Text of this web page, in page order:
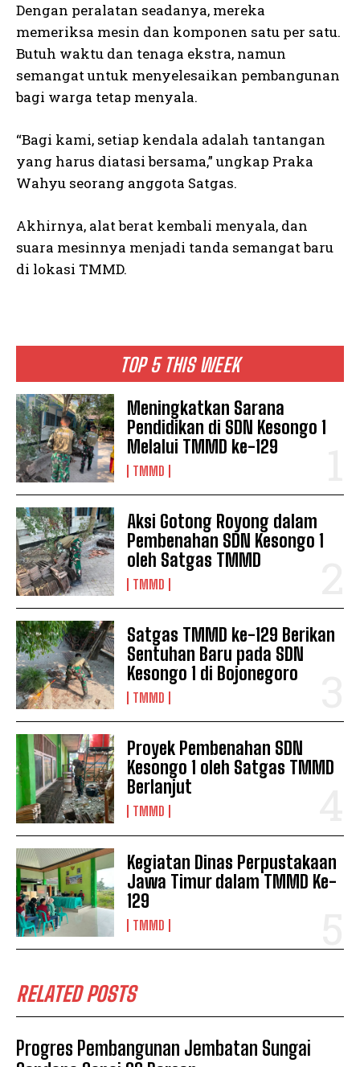
TOP 5 THIS WEEK
Meningkatkan Sarana
Pendidikan di SDN Kesongo 1
Melalui TMMD ke-129
TMMD
Aksi Gotong Royong dalam
Pembenahan SDN Kesongo 1
oleh Satgas TMMD
TMMD
Satgas TMMD ke-129 Berikan
Sentuhan Baru pada SDN
Kesongo 1 di Bojonegoro
TMMD
Proyek Pembenahan SDN
Kesongo 1 oleh Satgas TMMD
Berlanjut
TMMD
Kegiatan Dinas Perpustakaan
Jawa Timur dalam TMMD Ke-
129
TMMD
RELATED POSTS
Progres Pembangunan Jembatan Sungai
Dengan peralatan seadanya, mereka
memeriksa mesin dan komponen satu per satu.
Butuh waktu dan tenaga ekstra, namun
semangat untuk menyelesaikan pembangunan
bagi warga tetap menyala.
“Bagi kami, setiap kendala adalah tantangan
yang harus diatasi bersama,” ungkap Praka
Wahyu seorang anggota Satgas.
Akhirnya, alat berat kembali menyala, dan
suara mesinnya menjadi tanda semangat baru
di lokasi TMMD.